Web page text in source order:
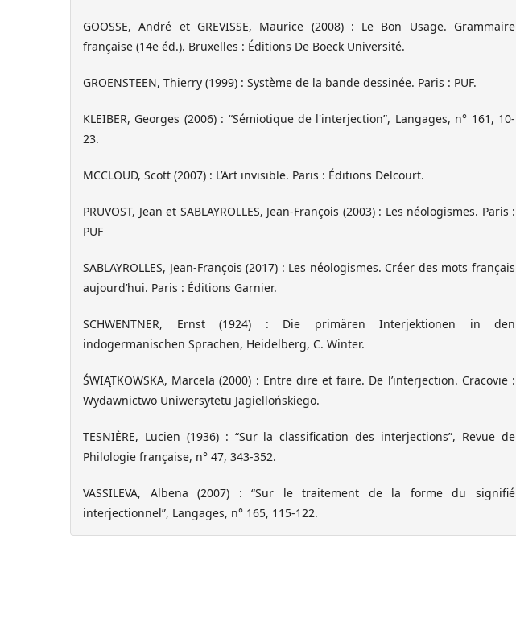
GOOSSE, André et GREVISSE, Maurice (2008) : Le Bon Usage. Grammaire
française (14e éd.). Bruxelles : Éditions De Boeck Université.
GROENSTEEN, Thierry (1999) : Système de la bande dessinée. Paris : PUF.
KLEIBER, Georges (2006) : “Sémiotique de l'interjection”, Langages, n° 161, 10-
23.
MCCLOUD, Scott (2007) : L’Art invisible. Paris : Éditions Delcourt.
PRUVOST, Jean et SABLAYROLLES, Jean-François (2003) : Les néologismes. Paris :
PUF
SABLAYROLLES, Jean-François (2017) : Les néologismes. Créer des mots français
aujourd’hui. Paris : Éditions Garnier.
SCHWENTNER, Ernst (1924) : Die primären Interjektionen in den
indogermanischen Sprachen, Heidelberg, C. Winter.
ŚWIĄTKOWSKA, Marcela (2000) : Entre dire et faire. De l’interjection. Cracovie :
Wydawnictwo Uniwersytetu Jagiellońskiego.
TESNIÈRE, Lucien (1936) : “Sur la classification des interjections”, Revue de
Philologie française, n° 47, 343-352.
VASSILEVA, Albena (2007) : “Sur le traitement de la forme du signifié
interjectionnel”, Langages, n° 165, 115-122.